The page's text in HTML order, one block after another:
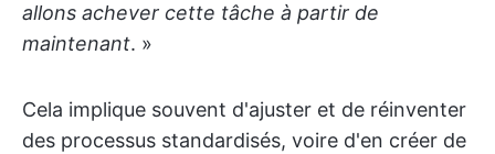
allons achever cette tâche à partir de
maintenant. »
Cela implique souvent d'ajuster et de réinventer
des processus standardisés, voire d'en créer de